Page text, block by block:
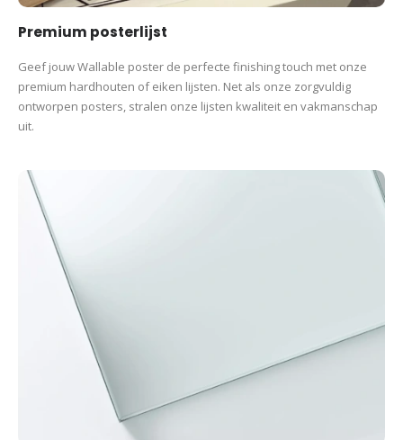
Premium posterlijst
Geef jouw Wallable poster de perfecte finishing touch met onze
premium hardhouten of eiken lijsten. Net als onze zorgvuldig
ontworpen posters, stralen onze lijsten kwaliteit en vakmanschap
uit.